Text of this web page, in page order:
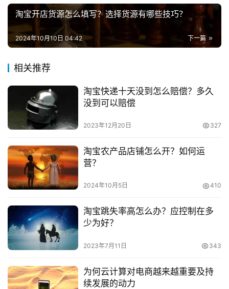
业
兼
职
目
商
创
创
业
项
视
频
淘
7.
五折住高星：飞猪F2的会员在一个会员周期内可
以可享受2次五折住高星特权，飞猪的F3会员在一个会员周
期内可享受4次五折住高星的特权。一个会员周期为一年，
怎么升级?
加入飞猪会员即为F1会员。当会员的定级里程大于
F2会员。
当会员的定级里程大于等于
20000且机票购买订单数大于等于12时，即有机
会收到飞猪的F3会员邀请，只有收到邀请且确认的会员才
能升级为F3会员。PS：如果你的支付宝会员是黄金会员以
上的话，点击权益可直接成为飞猪F2会员哦。
推荐阅读：
淘宝开店货源怎么填写？选择货源有哪些技巧？
下一篇
2024年10月10日 04:42
相关推荐
淘宝快递十天没到怎么赔偿？多久
没到可以赔偿
2023年12月20日 327
淘宝农产品店铺怎么开？如何运
营？
2024年10月5日 410
淘宝跳失率高怎么办？应控制在多
少为好？
2023年7月11日 343
为何云计算对电商越来越重要及持
续发展的动力